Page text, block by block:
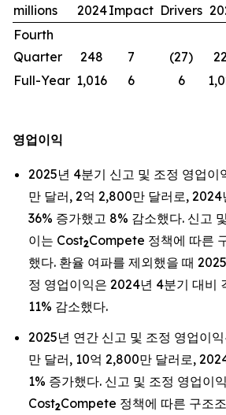
millions
2024Impact Drivers
Fourth
Quarter
248 7 (27)
Full-Year 1,016 6 6
영업이익
2025년 4분기 신고 및 조정 영업이
만 달러, 2억 2,800만 달러로,
36% 증가했고 8% 감소했다. 신고
이는 Cost2Compete 정책에 따른
했다. 환율 여파를 제외했을 때
정 영업이익은 2024년 4분기 대비
11% 감소했다.
2025년 연간 신고 및 조정 영업이
만 달러, 10억 2,800만 달러로,
1% 증가했다. 신고 및 조정 영업이
Cost2Compete 정책에 따른 구조